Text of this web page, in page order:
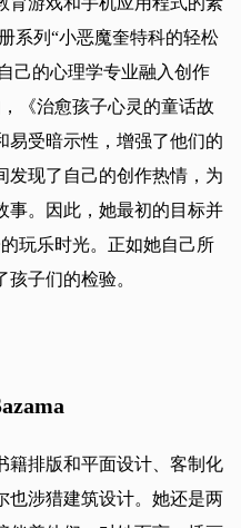
系列“小恶魔奎特科的轻松
己的心理学专业融入创作
《治愈孩子心灵的童话故
易受暗示性，增强了他们的
发现了自己的创作热情，为
事。因此，她最初的目标并
玩乐时光。正如她自己所
子们的检验。
籍排版和平面设计、客制化
也涉猎建筑设计。她还是两